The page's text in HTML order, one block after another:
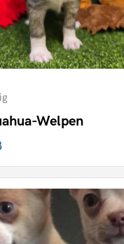
Welpen